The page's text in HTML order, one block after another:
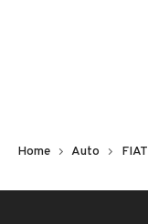
Home Auto FIAT